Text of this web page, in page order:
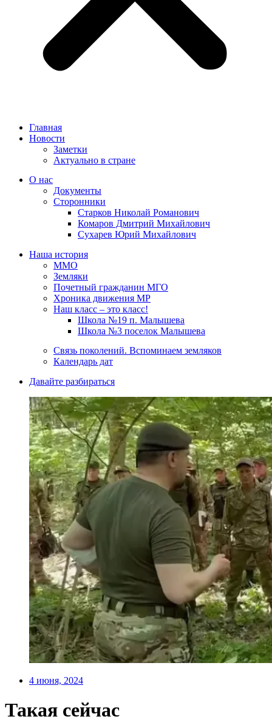
Главная
Новости
Заметки
Актуально в стране
О нас
Документы
Сторонники
Старков Николай Романович
Комаров Дмитрий Михайлович
Сухарев Юрий Михайлович
Наша история
ММО
Земляки
Почетный гражданин МГО
Хроника движения МР
Наш класс – это класс!
Школа №19 п. Малышева
Школа №3 поселок Малышева
Связь поколений. Вспоминаем земляков
Календарь дат
Давайте разбираться
4 июня, 2024
Такая сейчас